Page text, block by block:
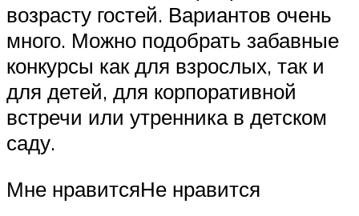
возрасту гостей. Вариантов очень
много. Можно подобрать забавные
конкурсы как для взрослых, так и
для детей, для корпоративной
встречи или утренника в детском
саду.
Мне нравитсяНе нравится